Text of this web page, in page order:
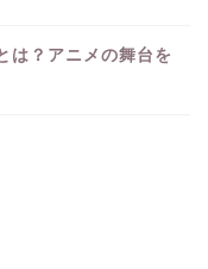
は？アニメの舞台を